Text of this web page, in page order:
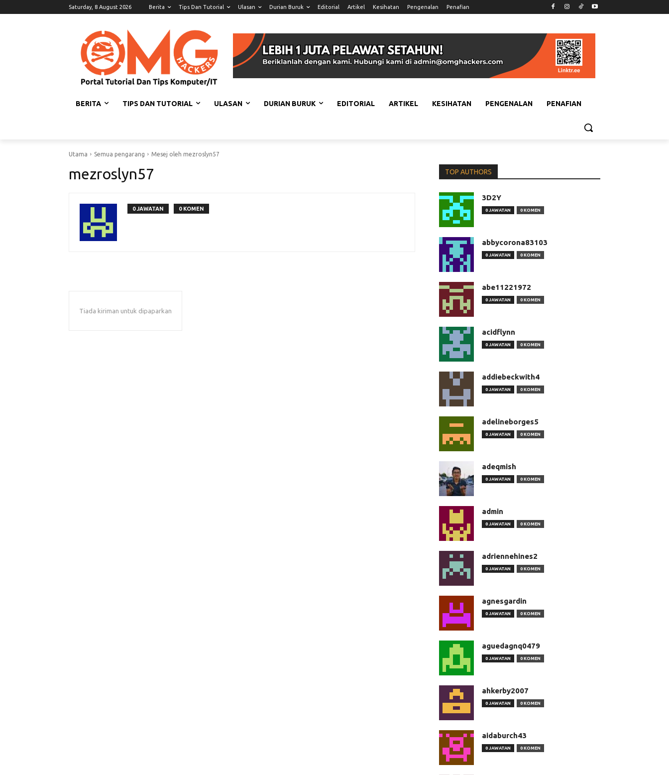
Saturday, 8 August 2026 Berita Tips Dan Tutorial Ulasan Durian Buruk Editorial Artikel Kesihatan Pengenalan Penafian
BERITA TIPS DAN TUTORIAL ULASAN DURIAN BURUK EDITORIAL ARTIKEL KESIHATAN PENGENALAN PENAFIAN
Utama Semua pengarang Mesej oleh mezroslyn57
mezroslyn57
0 JAWATAN 0 KOMEN
Tiada kiriman untuk dipaparkan
TOP AUTHORS
3D2Y
0 JAWATAN 0 KOMEN
abbycorona83103
0 JAWATAN 0 KOMEN
abe11221972
0 JAWATAN 0 KOMEN
acidflynn
0 JAWATAN 0 KOMEN
addiebeckwith4
0 JAWATAN 0 KOMEN
adelineborges5
0 JAWATAN 0 KOMEN
adeqmish
0 JAWATAN 0 KOMEN
admin
0 JAWATAN 0 KOMEN
adriennehines2
0 JAWATAN 0 KOMEN
agnesgardin
0 JAWATAN 0 KOMEN
aguedagnq0479
0 JAWATAN 0 KOMEN
ahkerby2007
0 JAWATAN 0 KOMEN
aidaburch43
0 JAWATAN 0 KOMEN